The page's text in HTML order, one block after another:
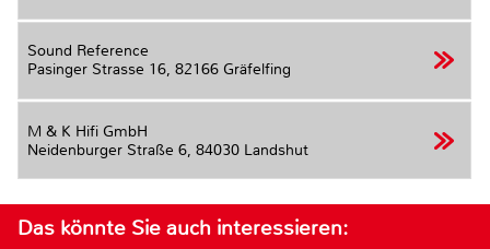
Sound Reference
Pasinger Strasse 16, 82166 Gräfelfing
M & K Hifi GmbH
Neidenburger Straße 6, 84030 Landshut
Das könnte Sie auch interessieren: